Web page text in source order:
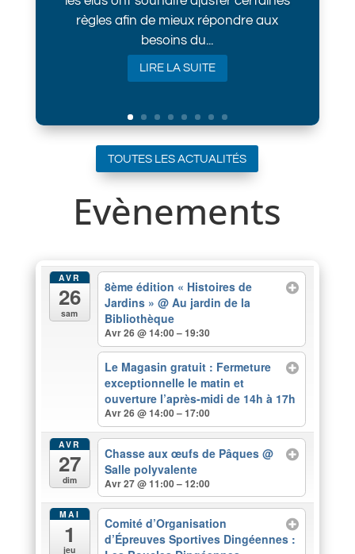
règles afin de mieux répondre aux
besoins du...
LIRE LA SUITE
TOUTES LES ACTUALITÉS
Evènements
AVR
26
sam
8ème édition « Histoires de
Jardins »@ Au jardin de la
Bibliothèque
Avr 26 @ 14:00 – 19:30
Le Magasin gratuit : Fermeture
exceptionnelle le matin et
ouverture l’après-midi de 14h à 17h
Avr 26 @ 14:00 – 17:00
AVR
27
dim
Chasse aux œufs de Pâques@
Salle polyvalente
Avr 27 @ 11:00 – 12:00
MAI
1
jeu
Comité d’Organisation
d’Épreuves Sportives Dingéennes :